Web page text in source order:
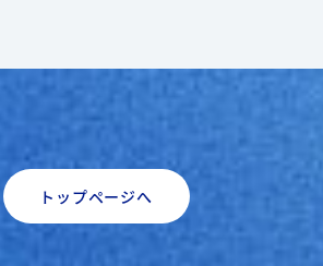
トップページへ